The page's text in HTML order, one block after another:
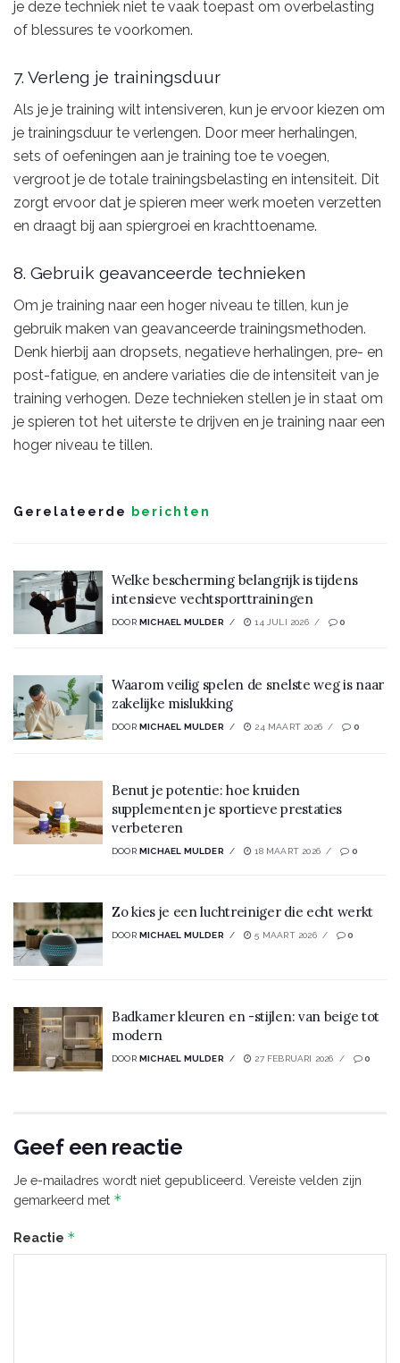
je deze techniek niet te vaak toepast om overbelasting
of blessures te voorkomen.
7. Verleng je trainingsduur
Als je je training wilt intensiveren, kun je ervoor kiezen om
je trainingsduur te verlengen. Door meer herhalingen,
sets of oefeningen aan je training toe te voegen,
vergroot je de totale trainingsbelasting en intensiteit. Dit
zorgt ervoor dat je spieren meer werk moeten verzetten
en draagt bij aan spiergroei en krachttoename.
8. Gebruik geavanceerde technieken
Om je training naar een hoger niveau te tillen, kun je
gebruik maken van geavanceerde trainingsmethoden.
Denk hierbij aan dropsets, negatieve herhalingen, pre- en
post-fatigue, en andere variaties die de intensiteit van je
training verhogen. Deze technieken stellen je in staat om
je spieren tot het uiterste te drijven en je training naar een
hoger niveau te tillen.
Gerelateerde berichten
Welke bescherming belangrijk is tijdens
intensieve vechtsporttrainingen
DOOR MICHAEL MULDER 14 JULI 2026 0
Waarom veilig spelen de snelste weg is naar
zakelijke mislukking
DOOR MICHAEL MULDER 24 MAART 2026 0
Benut je potentie: hoe kruiden
supplementen je sportieve prestaties
verbeteren
DOOR MICHAEL MULDER 18 MAART 2026 0
Zo kies je een luchtreiniger die echt werkt
DOOR MICHAEL MULDER 5 MAART 2026 0
Badkamer kleuren en -stijlen: van beige tot
modern
DOOR MICHAEL MULDER 27 FEBRUARI 2026 0
Geef een reactie
Je e-mailadres wordt niet gepubliceerd. Vereiste velden zijn
gemarkeerd met *
Reactie *